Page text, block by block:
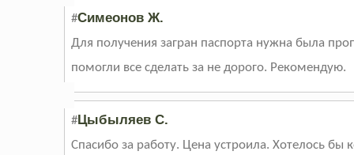
#Симеонов Ж.
Для получения загран паспорта нужна была
помогли все сделать за не дорого. Рекомендую.
#Цыбыляев С.
Спасибо за работу. Цена устроила. Хотелось